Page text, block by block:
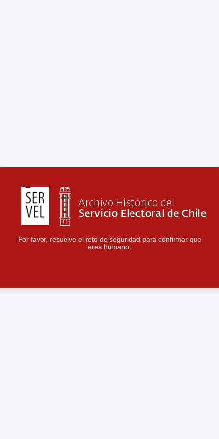
Por favor, resuelve el reto de seguridad para confirmar que
eres humano.